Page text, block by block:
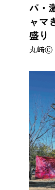
パ・
ャマ
盛り
丸﨑Ⓒ